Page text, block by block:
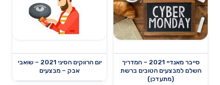
סייבר מאנדיי 2021 – המדריך
השלם למבצעים הטובים ברשת
(מתעדכן)
יום הרווקים הסיני 2021 – שואבי
אבק – מבצעים